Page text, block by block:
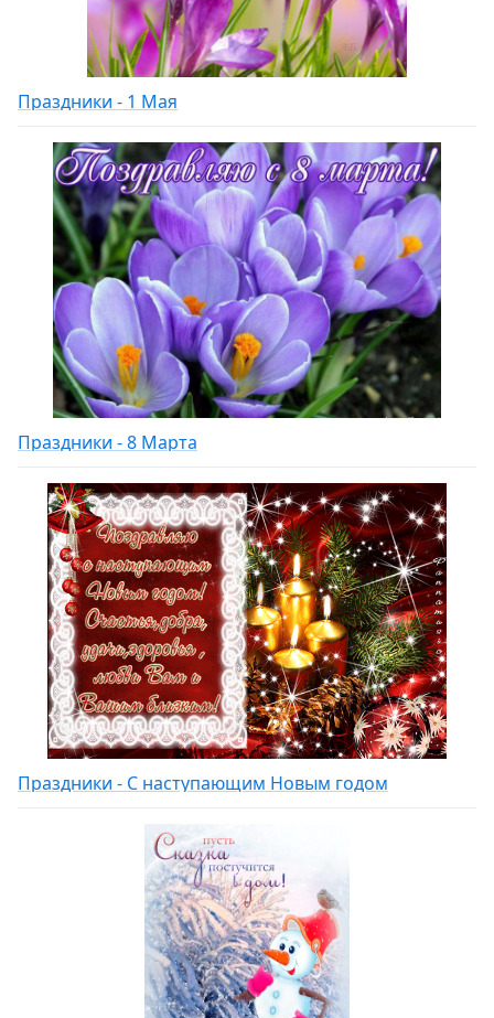
Праздники - 1 Мая
Праздники - 8 Марта
Праздники - С наступающим Новым годом